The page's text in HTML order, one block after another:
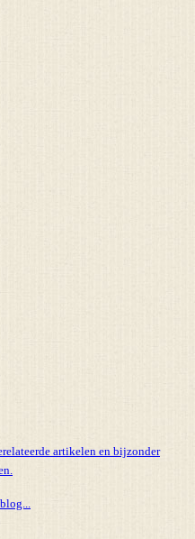
artikelen en bijzonder